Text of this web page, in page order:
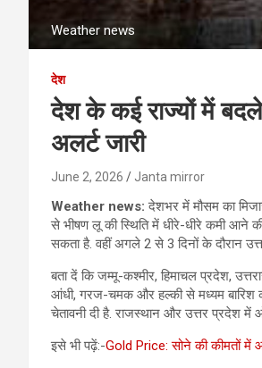
Weather news
देश
देश के कई राज्यों में
अलर्ट जारी
June 2, 2026 Janta mirror
Weather news:देशभर में मौसम का
से भीषण लू की स्थिति में धीरे-धीरे कमी आने की
सकता है. वहीं अगले 2 से 3 दिनों के दौरान
बता दें कि जम्मू-कश्मीर, हिमाचल प्रदेश,
आंधी, गरज-चमक और हल्की से मध्यम बारिश
चेतावनी दी है. राजस्थान और उत्तर प्रदेश में
इसे भी पढ़ें:-Gold Price: सोने की कीमतों में